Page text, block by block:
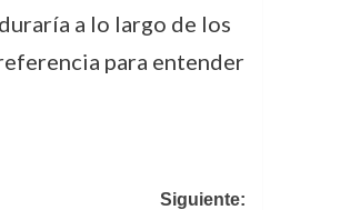
a lo largo de los
para entender
Siguiente: